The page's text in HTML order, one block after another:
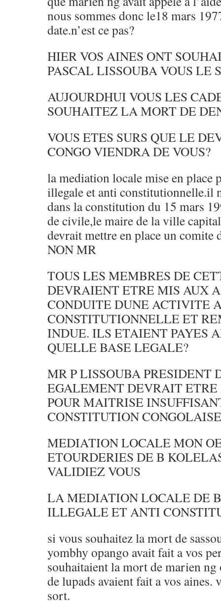
nous sommes donc le18 mars
date.n’est ce pas?
HIER VOS AINES ONT
PASCAL LISSOUBA VOUS LE
AUJOURDHUI VOUS LES
SOUHAITEZ LA MORT DE
VOUS ETES SURS QUE LE
CONGO VIENDRA DE VOUS?
la mediation locale mise en place
illegale et anti constitutionnelle.il
dans la constitution du 15 mars
de civile,le maire de la ville
devrait mettre en place un comite
NON MR
TOUS LES MEMBRES DE
DEVRAIENT ETRE MIS AUX
CONDUITE DUNE ACTIVITE
CONSTITUTIONNELLE ET
INDUE. ILS ETAIENT PAYES
QUELLE BASE LEGALE?
MR P LISSOUBA PRESIDENT
EGALEMENT DEVRAIT
POUR MAITRISE
CONSTITUTION CONGOLAISE
MEDIATION LOCALE MON
ETOURDERIES DE B
VALIDIEZ VOUS
LA MEDIATION LOCALE DE
ILLEGALE ET ANTI
si vous souhaitez la mort de
yombhy opango avait fait a vos
souhaitaient la mort de marien ng
de lupads avaient fait a vos aines.
sort.